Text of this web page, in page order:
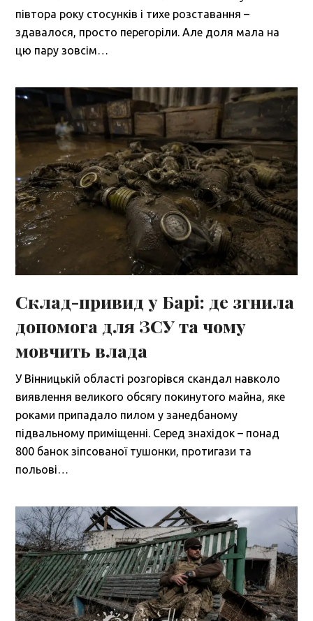
півтора року стосунків і тихе розставання –
здавалося, просто перегоріли. Але доля мала на
цю пару зовсім…
Склад-привид у Барі: де згнила
допомога для ЗСУ та чому
мовчить влада
У Вінницькій області розгорівся скандал навколо
виявлення великого обсягу покинутого майна, яке
роками припадало пилом у занедбаному
підвальному приміщенні. Серед знахідок – понад
800 банок зіпсованої тушонки, протигази та
польові…